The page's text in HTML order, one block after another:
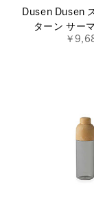
Dusen Dusen
ターン サー
￥